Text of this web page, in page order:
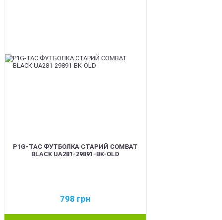
P1G-TAC ФУТБОЛКА СТАРИЙ COMBAT
BLACK UA281-29891-BK-OLD
798 грн